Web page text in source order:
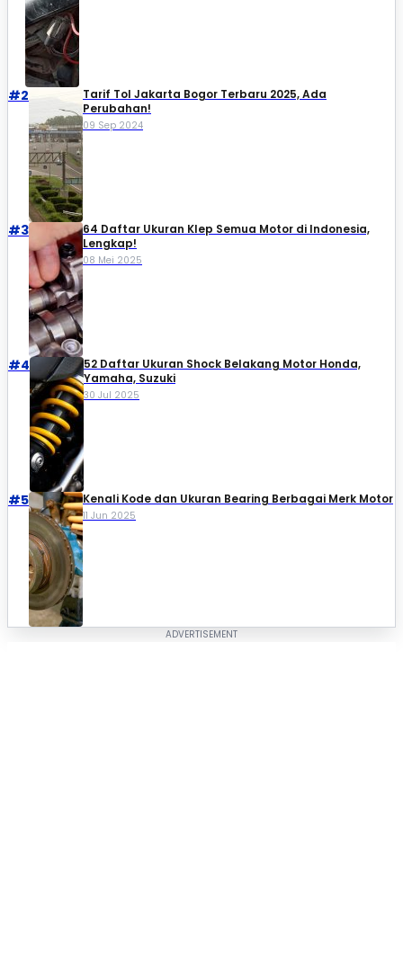
#2
Tarif Tol Jakarta Bogor Terbaru 2025, Ada
Perubahan!
09 Sep 2024
#3
64 Daftar Ukuran Klep Semua Motor di Indonesia,
Lengkap!
08 Mei 2025
#4
52 Daftar Ukuran Shock Belakang Motor Honda,
Yamaha, Suzuki​
30 Jul 2025
#5 Kenali Kode dan Ukuran Bearing Berbagai Merk Motor
11 Jun 2025